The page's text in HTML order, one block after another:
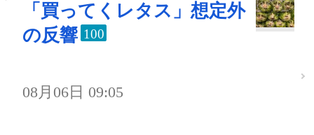
「買ってくレタス」想定外
の反響 100
08月06日 09:05